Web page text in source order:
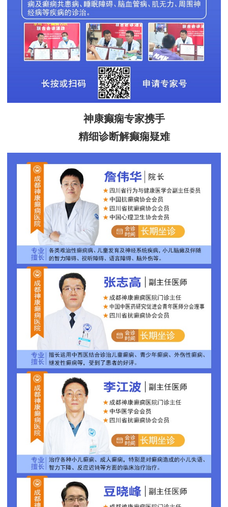
神康癫痫专家携手
精细诊断解癫痫疑难